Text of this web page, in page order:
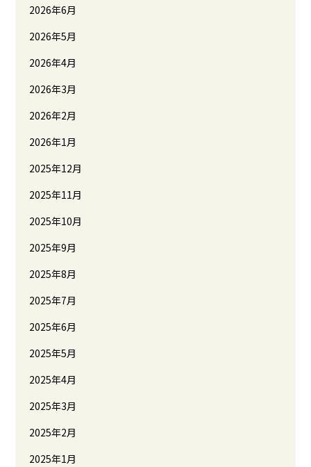
2026年6月
2026年5月
2026年4月
2026年3月
2026年2月
2026年1月
2025年12月
2025年11月
2025年10月
2025年9月
2025年8月
2025年7月
2025年6月
2025年5月
2025年4月
2025年3月
2025年2月
2025年1月